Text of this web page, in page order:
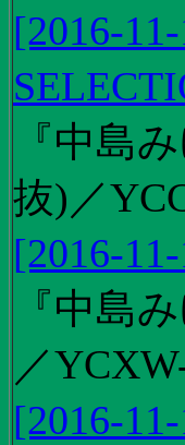
[2016-
『中島
抜)／
[2016-
『中島
／
[2016-